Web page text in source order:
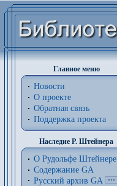
Главное меню
Новости
О проекте
Обратная связь
Поддержка проекта
Наследие Р. Штейнера
О Рудольфе Штейнере
Содержание GA
Русский архив GA